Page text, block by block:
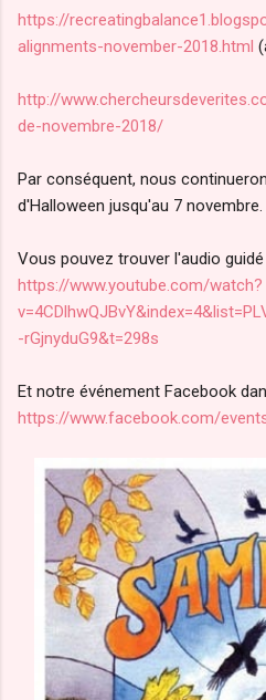
https://
alignments-november-2018.html
http://
de-novembre-2018/
Par conséquent, nous
d'Halloween jusqu'au 7 novembre.
Vous pouvez trouver l'audio
https://www.youtube.com/watch?
-rGjnyduG9&t=298s
Et notre événement Facebook
https://www.facebook.com/